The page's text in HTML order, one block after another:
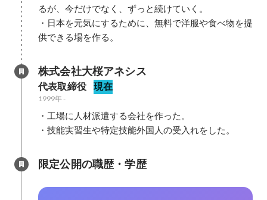
るが、今だけでなく、ずっと続けていく。
・日本を元気にするために、無料で洋服や食べ物を提
供できる場を作る。
株式会社大桜アネシス
代表取締役 現在
1999年-
・工場に人材派遣する会社を作った。
・技能実習生や特定技能外国人の受入れをした。
限定公開の職歴・学歴